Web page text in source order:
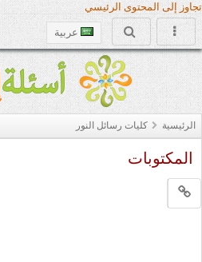
تجاوز إلى المحتوى الرئيسي
عربية
الرئيسية كليات رسائل النور
المكتوبات